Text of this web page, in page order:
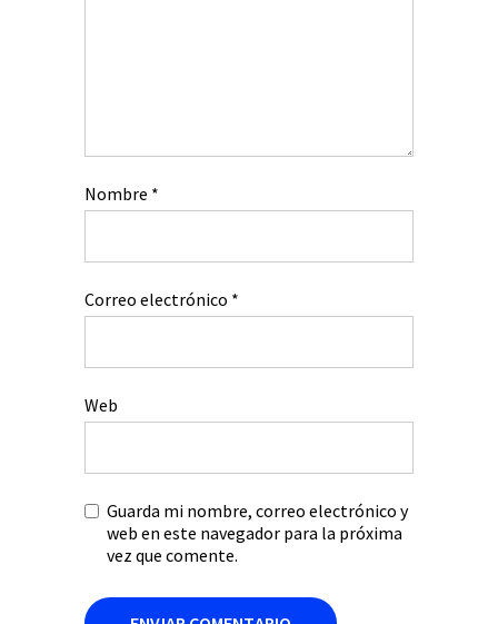
Nombre *
Correo electrónico *
Web
Guarda mi nombre, correo electrónico y
web en este navegador para la próxima
vez que comente.